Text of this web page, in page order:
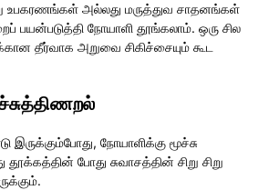
உபகரணங்கள் அல்லது மருத்துவ சாதனங்கள்
பயன்படுத்தி நோயாளி தூங்கலாம். ஒரு சில
தீர்வாக அறுவை சிகிச்சையும் கூட
நோயாளிக்கு மூச்சு
தூக்கத்தின் போது சுவாசத்தின் சிறு சிறு